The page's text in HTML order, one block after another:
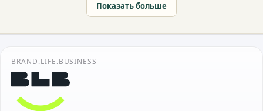
Показать больше
BRAND.LIFE.BUSINESS